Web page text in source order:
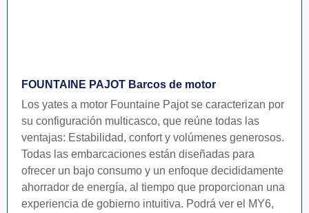
FOUNTAINE PAJOT Barcos de motor
Los yates a motor Fountaine Pajot se caracterizan por
su configuración multicasco, que reúne todas las
ventajas: Estabilidad, confort y volúmenes generosos.
Todas las embarcaciones están diseñadas para
ofrecer un bajo consumo y un enfoque decididamente
ahorrador de energía, al tiempo que proporcionan una
experiencia de gobierno intuitiva. Podrá ver el MY6,